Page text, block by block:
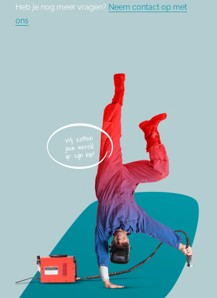
Heb je nog meer vragen? Neem contact op met
ons.